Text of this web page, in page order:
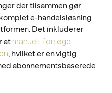
der tilsammen gør
e-handelsløsning
Det inkluderer
at manuelt forsøge
, hvilket er en vigtig
abonnementsbaserede